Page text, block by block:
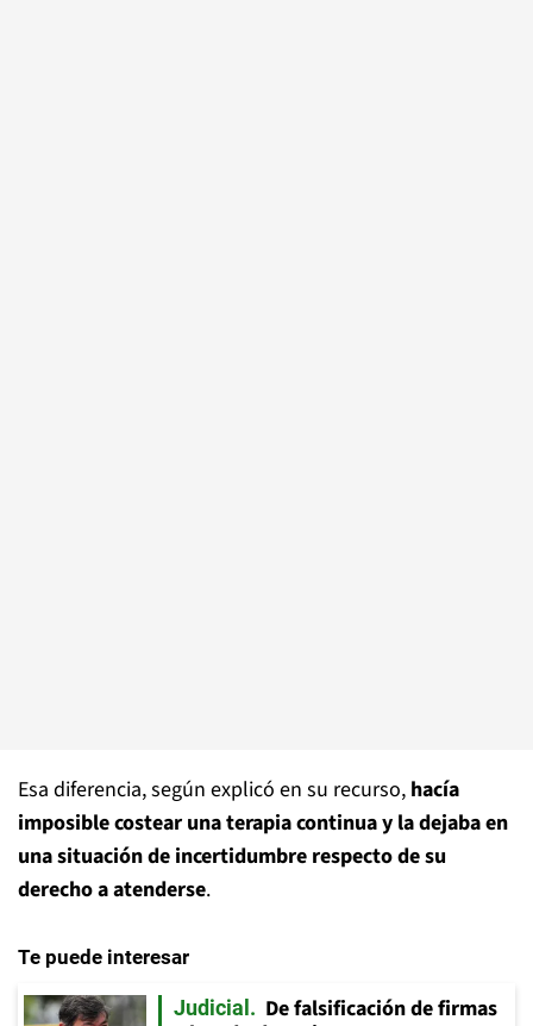
Esa diferencia, según explicó en su recurso, hacía
imposible costear una terapia continua y la dejaba en
una situación de incertidumbre respecto de su
derecho a atenderse.
Te puede interesar
Judicial
De falsificación de firmas